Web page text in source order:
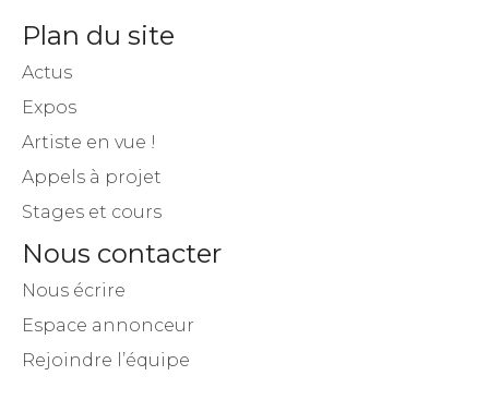
Plan du site
Actus
Expos
Artiste en vue !
Appels à projet
Stages et cours
Nous contacter
Nous écrire
Espace annonceur
Rejoindre l’équipe